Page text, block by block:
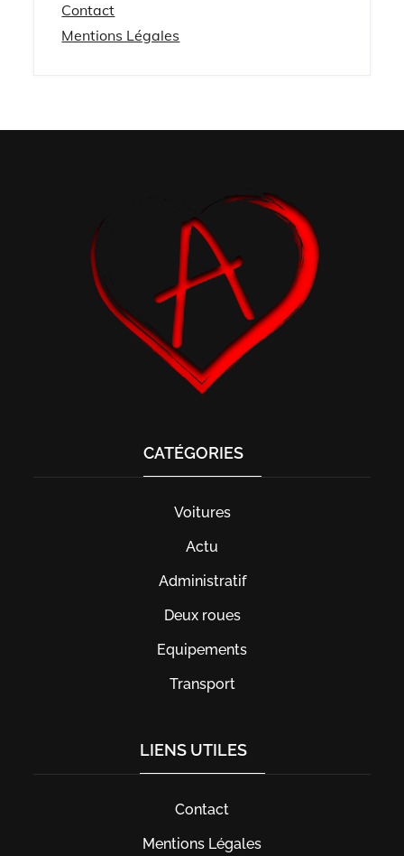
Contact
Mentions Légales
CATÉGORIES
Voitures
Actu
Administratif
Deux roues
Equipements
Transport
LIENS UTILES
Contact
Mentions Légales